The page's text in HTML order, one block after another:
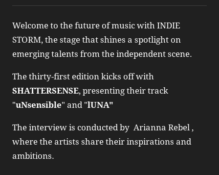
Welcome to the future of music with INDIE
STORM, the stage that shines a spotlight on
emerging talents from the independent scene.
The thirty-first edition kicks off with
SHATTERSENSE, presenting their track
"uNsensible" and "lUNA"
The interview is conducted by Arianna Rebel ,
where the artists share their inspirations and
ambitions.